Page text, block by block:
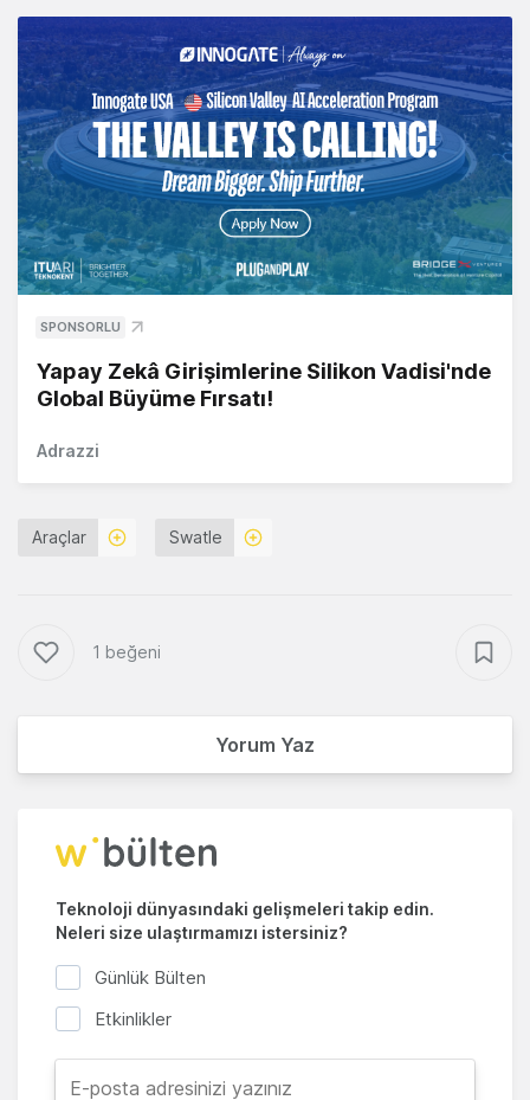
SPONSORLU
Yapay Zekâ Girişimlerine Silikon Vadisi'nde
Global Büyüme Fırsatı!
Adrazzi
Araçlar Swatle
1 beğeni
Yorum Yaz
Teknoloji dünyasındaki gelişmeleri takip edin.
Neleri size ulaştırmamızı istersiniz?
Günlük Bülten
Etkinlikler